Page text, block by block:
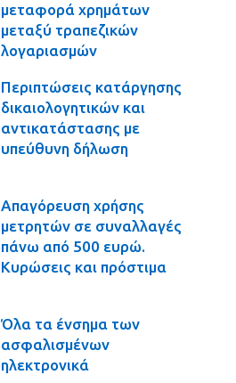
μεταφορά χρημάτων
μεταξύ τραπεζικών
λογαριασμών
Περιπτώσεις κατάργησης
δικαιολογητικών και
αντικατάστασης με
υπεύθυνη δήλωση
Απαγόρευση χρήσης
μετρητών σε συναλλαγές
πάνω από 500 ευρώ.
Κυρώσεις και πρόστιμα
Όλα τα ένσημα των
ασφαλισμένων
ηλεκτρονικά